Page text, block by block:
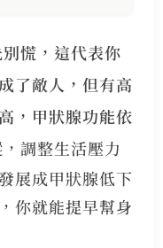
慌，這代表你
了敵人，但有高
，甲狀腺功能依
調整生活壓力
展成甲狀腺低下
你就能提早幫身